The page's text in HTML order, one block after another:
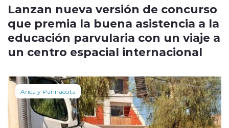
Lanzan nueva versión de concurso
que premia la buena asistencia a la
educación parvularia con un viaje a
un centro espacial internacional
Arica y Parinacota